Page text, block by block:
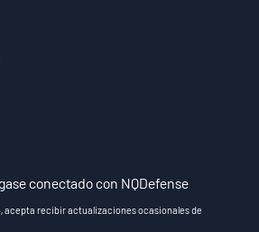
conectado con NQDefense
acepta recibir actualizaciones ocasionales de